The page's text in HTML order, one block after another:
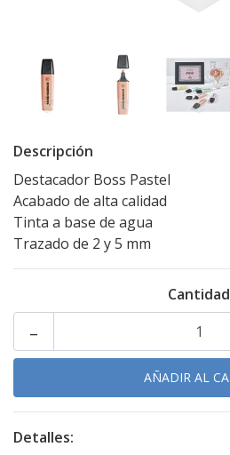
Descripción
Destacador Boss Pastel
Acabado de alta calidad
Tinta a base de agua
Trazado de 2 y 5 mm
Cantidad
-
Detalles: